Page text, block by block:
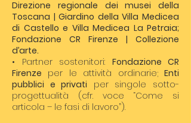
Direzione regionale dei musei della
Toscana | Giardino della Villa Medicea
di Castello e Villa Medicea La Petraia;
Fondazione CR Firenze | Collezione
d’arte.
• Partner sostenitori: Fondazione CR
Firenze per le attività ordinarie; Enti
pubblici e privati per singole sotto-
progettualità (cfr. voce “Come si
articola – le fasi di lavoro”).